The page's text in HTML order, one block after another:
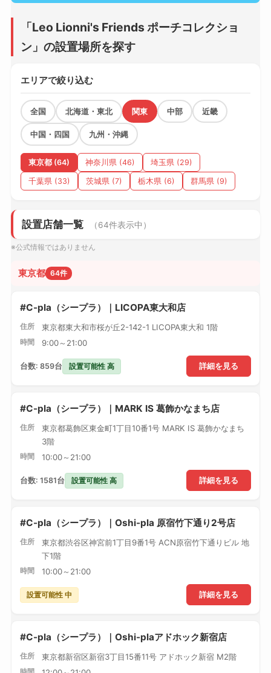
「Leo Lionni's Friends ポーチコレクショ
ン」の設置場所を探す
エリアで絞り込む
全国 北海道・東北 関東 中部 近畿
中国・四国 九州・沖縄
東京都 (64) 神奈川県 (46) 埼玉県 (29)
千葉県 (33) 茨城県 (7) 栃木県 (6) 群馬県 (9)
設置店舗一覧 （64件表示中）
※公式情報ではありません
東京都 64件
#C-pla（シープラ）｜LICOPA東大和店
住所 東京都東大和市桜が丘2-142-1 LICOPA東大和 1階
時間 9:00～21:00
詳細を見る
台数: 859台 設置可能性 高
#C-pla（シープラ）｜MARK IS 葛飾かなまち店
住所
東京都葛飾区東金町1丁目10番1号 MARK IS 葛飾かなまち
3階
時間 10:00～21:00
詳細を見る
台数: 1581台 設置可能性 高
#C-pla（シープラ）｜Oshi-pla 原宿竹下通り2号店
住所
東京都渋谷区神宮前1丁目9番1号 ACN原宿竹下通りビル 地
下1階
時間 10:00～21:00
詳細を見る
設置可能性 中
#C-pla（シープラ）｜Oshi-plaアドホック新宿店
住所 東京都新宿区新宿3丁目15番11号 アドホック新宿 M2階